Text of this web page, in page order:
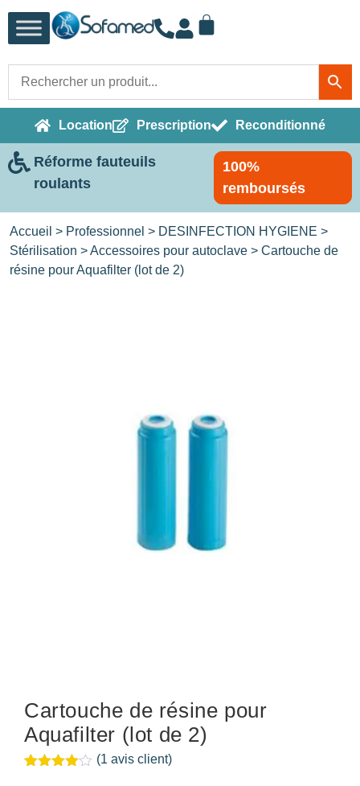
Location Prescription Reconditionné
Réforme fauteuils
roulants
100%
remboursés
Accueil > Professionnel > DESINFECTION HYGIENE >
Stérilisation >Accessoires pour autoclave > Cartouche de
résine pour Aquafilter (lot de 2)
Cartouche de résine pour
Aquafilter (lot de 2)
(1 avis client)